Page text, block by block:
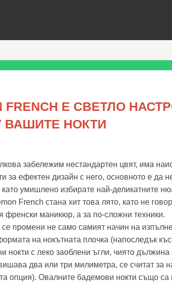
FRENCH Е СВЕТЛО
ВАШИТЕ НОКТИ
забележим нестандартен цвят, има
за ефектен дизайн с него, основното е да
като умишлено избирате най-деликатните
French стана хит това лято, като не
френски маникюр, а за по-сложни техники.
промени не само самият начин на
на нокътната плочка (напоследък
нокти с леко заоблени ъгли, чиято
два или три милиметра, се считат за
опция). Овалните бадемови нокти също са